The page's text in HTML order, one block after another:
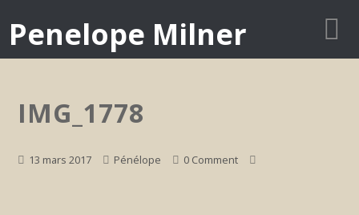
Penelope Milner
IMG_1778
13 mars 2017 Pénélope 0 Comment